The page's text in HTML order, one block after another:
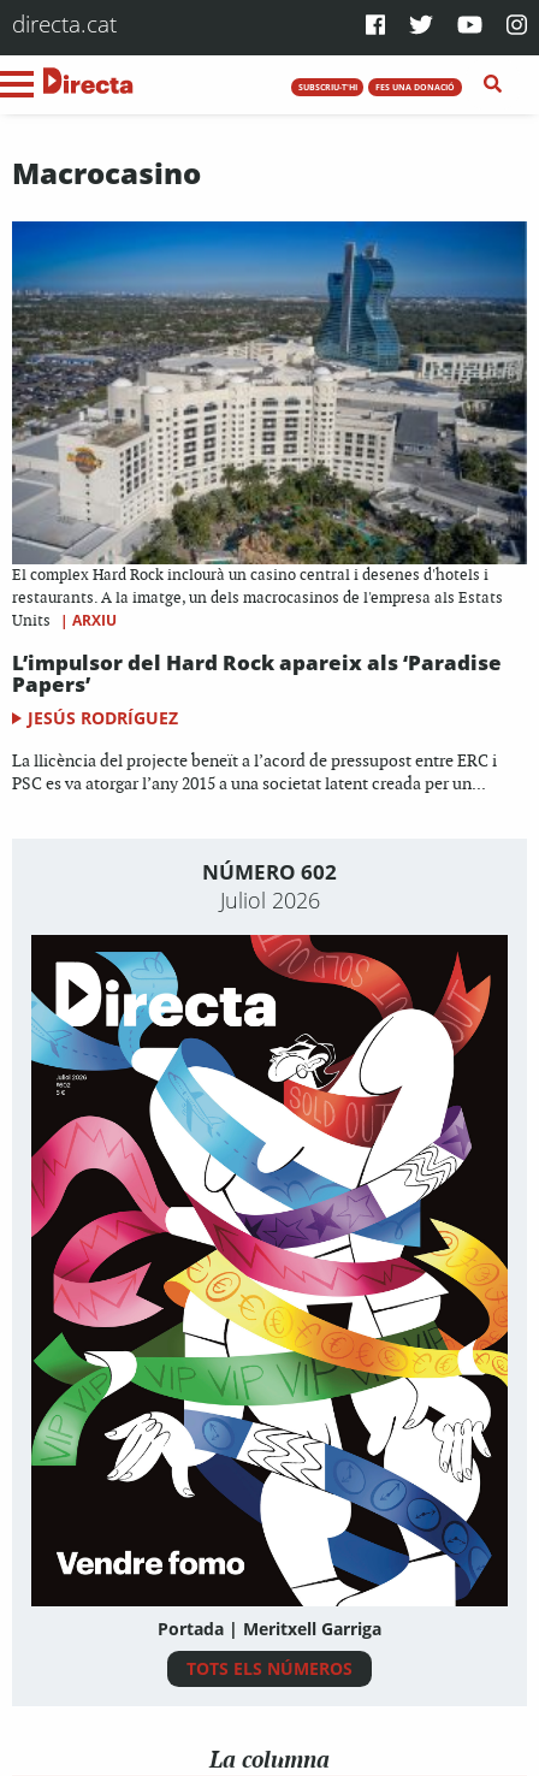
directa.cat
SUBSCRIU-T'HI FES UNA DONACIÓ
Macrocasino
El complex Hard Rock inclourà un casino central i desenes d'hotels i
restaurants. A la imatge, un dels macrocasinos de l'empresa als Estats
Units
| ARXIU
L’impulsor del Hard Rock apareix als ‘Paradise
Papers’
JESÚS RODRÍGUEZ
La llicència del projecte beneït a l’acord de pressupost entre ERC i
PSC es va atorgar l’any 2015 a una societat latent creada per un...
NÚMERO 602
Juliol 2026
Portada | Meritxell Garriga
TOTS ELS NÚMEROS
La columna